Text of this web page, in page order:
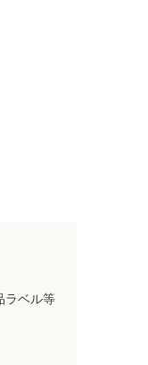
ラベル等